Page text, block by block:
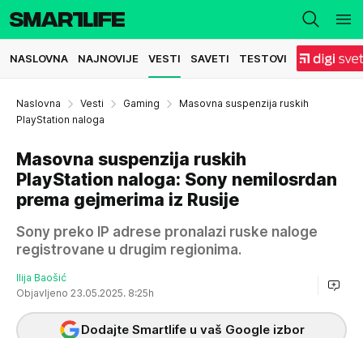
NASLOVNA NAJNOVIJE VESTI SAVETI TESTOVI
Naslovna Vesti Gaming
Masovna suspenzija ruskih
PlayStation naloga
Masovna suspenzija ruskih
PlayStation naloga: Sony nemilosrdan
prema gejmerima iz Rusije
Sony preko IP adrese pronalazi ruske naloge
registrovane u drugim regionima.
Ilija Baošić
Objavljeno 23.05.2025. 8:25h
Dodajte Smartlife u vaš Google izbor